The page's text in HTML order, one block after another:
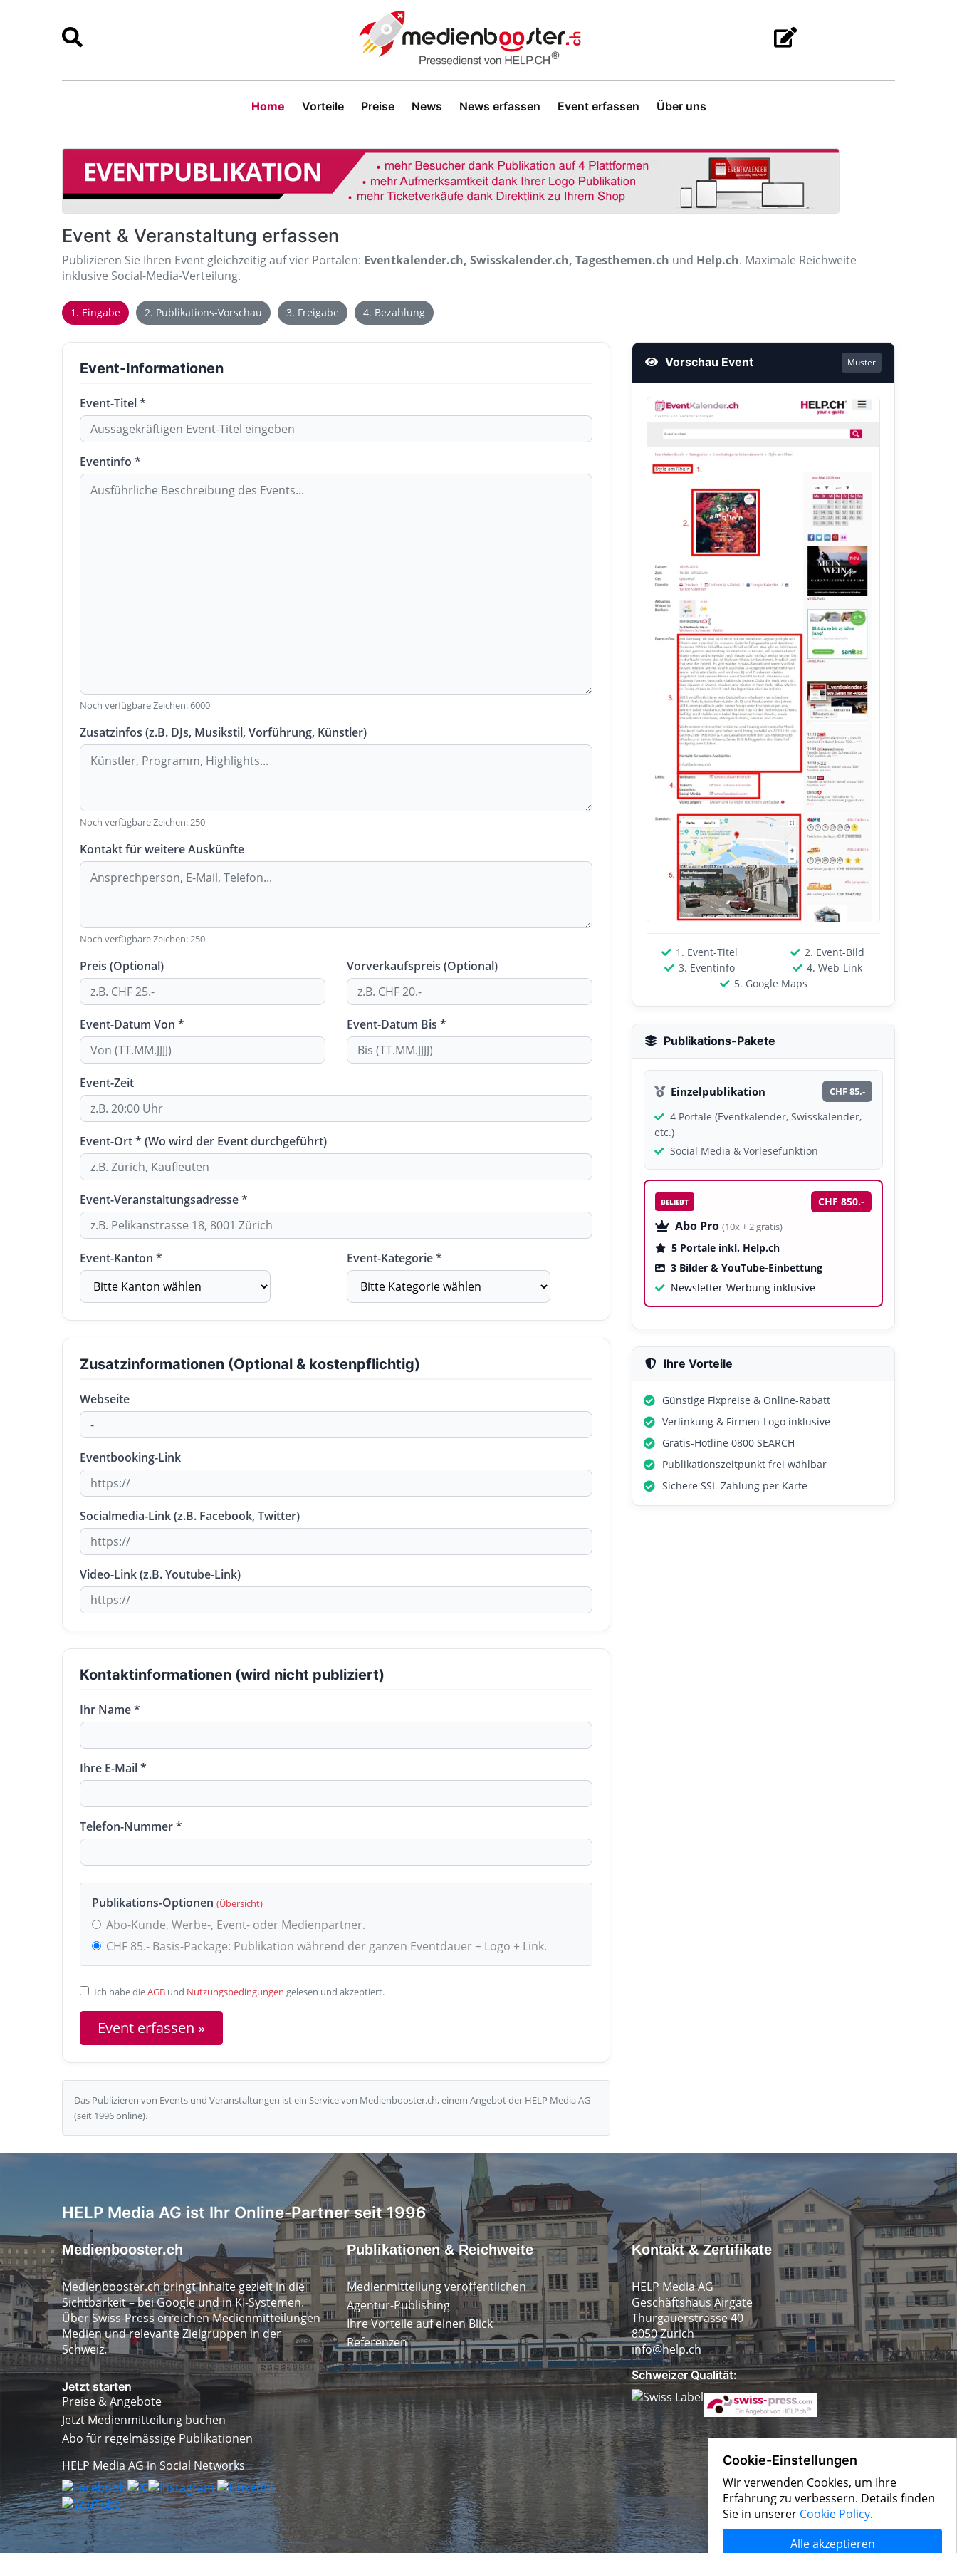
Home Vorteile Preise News News erfassen Event erfassen Über uns
Event & Veranstaltung erfassen
Publizieren Sie Ihren Event gleichzeitig auf vier Portalen: Eventkalender.ch, Swisskalender.ch, Tagesthemen.ch und Help.ch. Maximale Reichweite
inklusive Social-Media-Verteilung.
1. Eingabe 2. Publikations-Vorschau 3. Freigabe 4. Bezahlung
Event-Informationen
Event-Titel *
Eventinfo *
Noch verfügbare Zeichen:6000
Zusatzinfos (z.B. DJs, Musikstil, Vorführung, Künstler)
Noch verfügbare Zeichen:250
Kontakt für weitere Auskünfte
Noch verfügbare Zeichen:250
Preis (Optional) Vorverkaufspreis (Optional)
Event-Datum Von * Event-Datum Bis *
Event-Zeit
Event-Ort * (Wo wird der Event durchgeführt)
Event-Veranstaltungsadresse *
Event-Kanton * Event-Kategorie *
Zusatzinformationen (Optional & kostenpflichtig)
Webseite
Eventbooking-Link
Socialmedia-Link (z.B. Facebook, Twitter)
Video-Link (z.B. Youtube-Link)
Kontaktinformationen (wird nicht publiziert)
Ihr Name *
Ihre E-Mail *
Telefon-Nummer *
Publikations-Optionen (Übersicht)
Abo-Kunde, Werbe-, Event- oder Medienpartner.
CHF 85.- Basis-Package: Publikation während der ganzen Eventdauer + Logo + Link.
Ich habe dieAGB und Nutzungsbedingungen gelesen und akzeptiert.
Das Publizieren von Events und Veranstaltungen ist ein Service von Medienbooster.ch, einem Angebot der HELP Media AG
(seit 1996 online).
Vorschau Event Muster
1. Event-Titel
2. Event-Bild
3. Eventinfo
4. Web-Link
5. Google Maps
Publikations-Pakete
Einzelpublikation CHF 85.-
4 Portale (Eventkalender, Swisskalender,
etc.)
Social Media & Vorlesefunktion
BELIEBT CHF 850.-
Abo Pro (10x + 2 gratis)
5 Portale inkl. Help.ch
3 Bilder & YouTube-Einbettung
Newsletter-Werbung inklusive
Ihre Vorteile
Günstige Fixpreise & Online-Rabatt
Verlinkung & Firmen-Logo inklusive
Gratis-Hotline 0800 SEARCH
Publikationszeitpunkt frei wählbar
Sichere SSL-Zahlung per Karte
HELP Media AG ist Ihr Online-Partner seit 1996
Medienbooster.ch
Medienbooster.ch bringt Inhalte gezielt in die
Sichtbarkeit – bei Google und in KI-Systemen.
Über Swiss-Press erreichen Medienmitteilungen
Medien und relevante Zielgruppen in der
Schweiz.
Jetzt starten
Preise & Angebote
Jetzt Medienmitteilung buchen
Abo für regelmässige Publikationen
HELP Media AG in Social Networks
Publikationen & Reichweite
Medienmitteilung veröffentlichen
Agentur-Publishing
Ihre Vorteile auf einen Blick
Referenzen
Kontakt & Zertifikate
HELP Media AG
Geschäftshaus Airgate
Thurgauerstrasse 40
8050 Zürich
info@help.ch
Schweizer Qualität:
Cookie-Einstellungen
Wir verwenden Cookies, um Ihre
Erfahrung zu verbessern. Details finden
Sie in unserer Cookie Policy.
Alle akzeptieren